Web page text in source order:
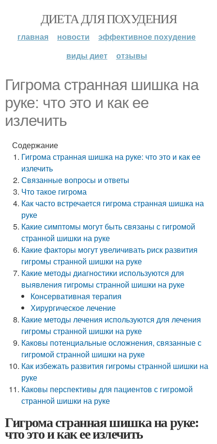
ДИЕТА ДЛЯ ПОХУДЕНИЯ
главная новости
эффективное похудение
виды диет
отзывы
Гигрома странная шишка на
руке: что это и как ее
излечить
Содержание
Гигрома странная шишка на руке: что это и как ее
излечить
Связанные вопросы и ответы
Что такое гигрома
Как часто встречается гигрома странная шишка на
руке
Какие симптомы могут быть связаны с гигромой
странной шишки на руке
Какие факторы могут увеличивать риск развития
гигромы странной шишки на руке
Какие методы диагностики используются для
выявления гигромы странной шишки на руке
Консервативная терапия
Хирургическое лечение
Какие методы лечения используются для лечения
гигромы странной шишки на руке
Каковы потенциальные осложнения, связанные с
гигромой странной шишки на руке
Как избежать развития гигромы странной шишки на
руке
Каковы перспективы для пациентов с гигромой
странной шишки на руке
Гигрома странная шишка на руке:
что это и как ее излечить